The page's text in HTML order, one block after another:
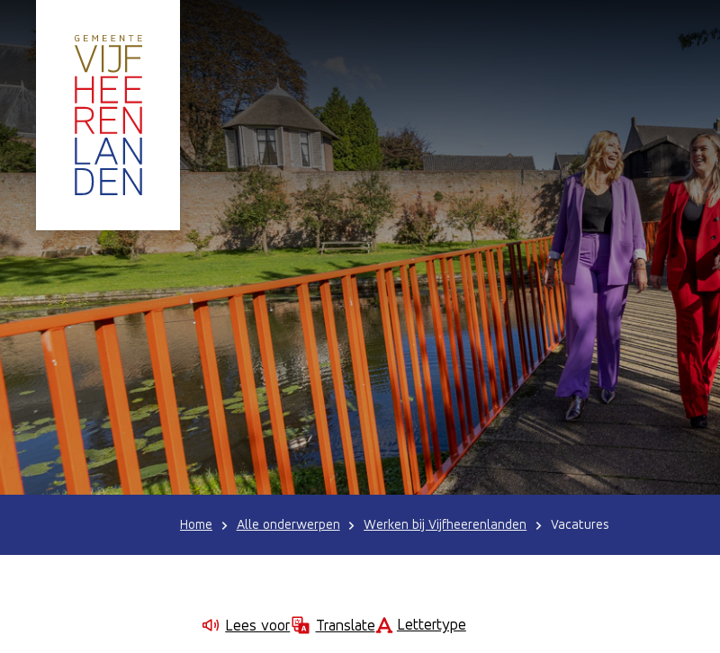
Home Alle onderwerpen Werken bij Vijfheerenlanden Vacatures
Lees voor Translate Lettertype